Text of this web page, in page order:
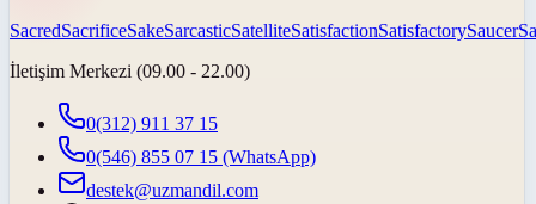
SacredSacrificeSakeSarcasticSatelliteSatisfactionSatisfactorySaucer
İletişim Merkezi (09.00 - 22.00)
0(312) 911 37 15
0(546) 855 07 15 (WhatsApp)
destek@uzmandil.com